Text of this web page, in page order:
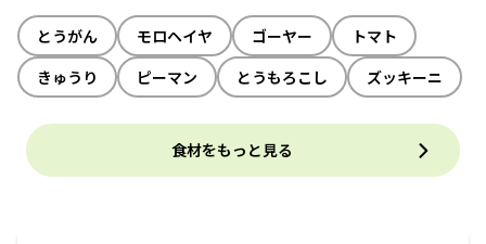
とうがん モロヘイヤ ゴーヤー
トマト
きゅうり
ピーマン とうもろこし ズッキーニ
食材をもっと見る